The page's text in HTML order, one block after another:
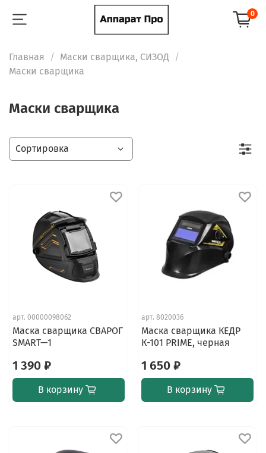
0
Главная
Маски сварщика, СИЗОД
Маски сварщика
Маски сварщика
арт. 00000098062
Маска сварщика СВАРОГ
SMART—1
1 390 ₽
В корзину
арт. 8020036
Маска сварщика КЕДР
К-101 PRIME, черная
1 650 ₽
В корзину